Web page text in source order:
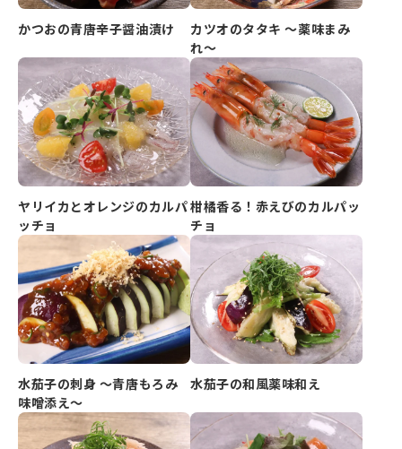
かつおの青唐辛子醤油漬け
カツオのタタキ ～薬味まみ
れ～
ヤリイカとオレンジのカルパ
ッチョ
柑橘香る！赤えびのカルパッ
チョ
水茄子の刺身 ～青唐もろみ
味噌添え～
水茄子の和風薬味和え